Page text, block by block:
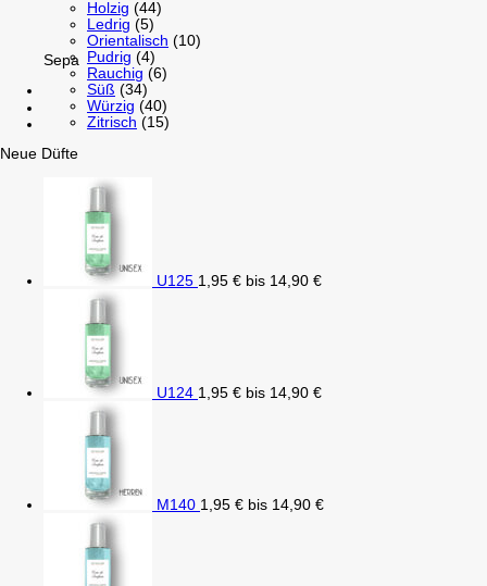
Sepa
Holzig (44)
Ledrig (5)
Orientalisch (10)
Pudrig (4)
Rauchig (6)
Süß (34)
Würzig (40)
Zitrisch (15)
Neue Düfte
U125 1,95 € bis 14,90 €
U124 1,95 € bis 14,90 €
M140 1,95 € bis 14,90 €